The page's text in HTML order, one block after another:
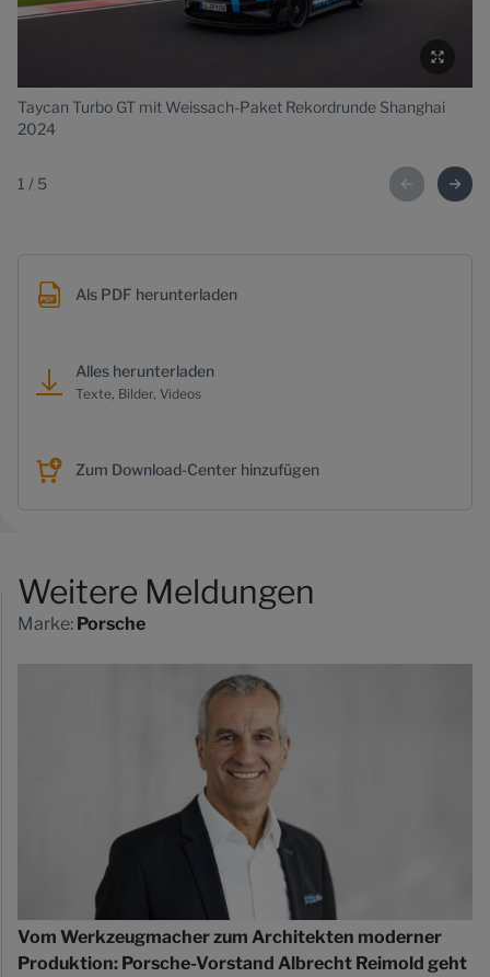
Taycan Turbo GT mit Weissach-Paket Rekordrunde Shanghai
2024
1 / 5
Als PDF herunterladen
Alles herunterladen
Texte, Bilder, Videos
Zum Download-Center hinzufügen
Weitere Meldungen
Marke: Porsche
Vom Werkzeugmacher zum Architekten moderner
Produktion: Porsche-Vorstand Albrecht Reimold geht